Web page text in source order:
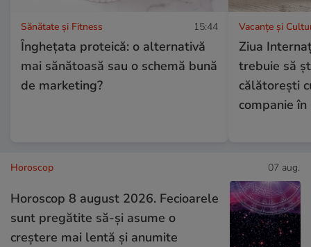
Sănătate și Fitness 15:44
Înghețata proteică: o alternativă
mai sănătoasă sau o schemă bună
de marketing?
Vacanțe și
Ziua
trebuie să
călătorești
companie în
Horoscop 07 aug.
Horoscop 8 august 2026. Fecioarele
sunt pregătite să-și asume o
creștere mai lentă și anumite